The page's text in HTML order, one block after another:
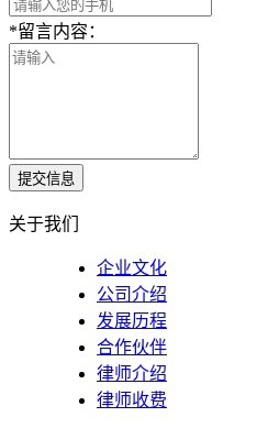
*留言内容：
提交信息
关于我们
企业文化
公司介绍
发展历程
合作伙伴
律师介绍
律师收费